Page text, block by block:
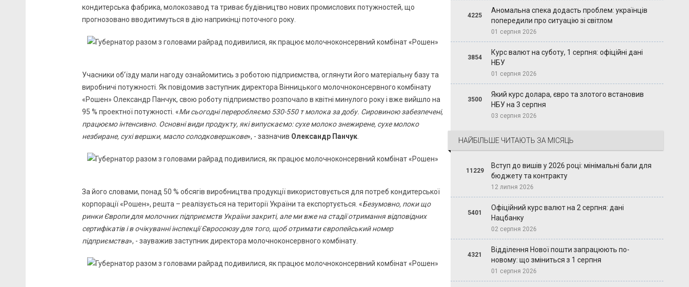
кондитерська фабрика, молокозавод та триває будівництво нових промислових потужностей, що
прогнозовано вводитимуться в дію наприкінці поточного року.
Учасники об’їзду мали нагоду ознайомитись з роботою підприємства, оглянути його матеріальну базу та
виробничі потужності. Як повідомив заступник директора Вінницького молочноконсервного комбінату
«Рошен» Олександр Панчук, свою роботу підприємство розпочало в квітні минулого року і вже вийшло на
95 % проектної потужності. «Ми сьогодні переробляємо 530-550 т молока за добу. Сировиною забезпечені,
працюємо інтенсивно. Основні види продукту, які випускаємо: сухе молоко знежирене, сухе молоко
незбиране, сухі вершки, масло солодковершкове», - зазначив Олександр Панчук
За його словами, понад 50 % обсягів виробництва продукції використовується для потреб кондитерської
корпорації «Рошен», решта – реалізується на території України та експортується. «Безумовно, поки що
ринки Європи для молочних підприємств України закриті, але ми вже на стадії отримання відповідних
сертифікатів і в очікуванні інспекції Євросоюзу для того, щоб отримати європейський номер
підприємства», - зауважив заступник директора молочноконсервного комбінату.
4225
Аномальна спека додасть проблем: українців
попередили про ситуацію зі світлом
01 серпня 2026
3854
Курс валют на суботу, 1 серпня: офіційні дані
НБУ
01 серпня 2026
3500
Який курс долара, євро та злотого встановив
НБУ на 3 серпня
03 серпня 2026
НАЙБІЛЬШЕ ЧИТАЮТЬ ЗА МІСЯЦЬ
11229
Вступ до вишів у 2026 році: мінімальні бали для
бюджету та контракту
12 липня 2026
5401
Офіційний курс валют на 2 серпня: дані
Нацбанку
02 серпня 2026
4321
Відділення Нової пошти запрацюють по-
новому: що зміниться з 1 серпня
01 серпня 2026